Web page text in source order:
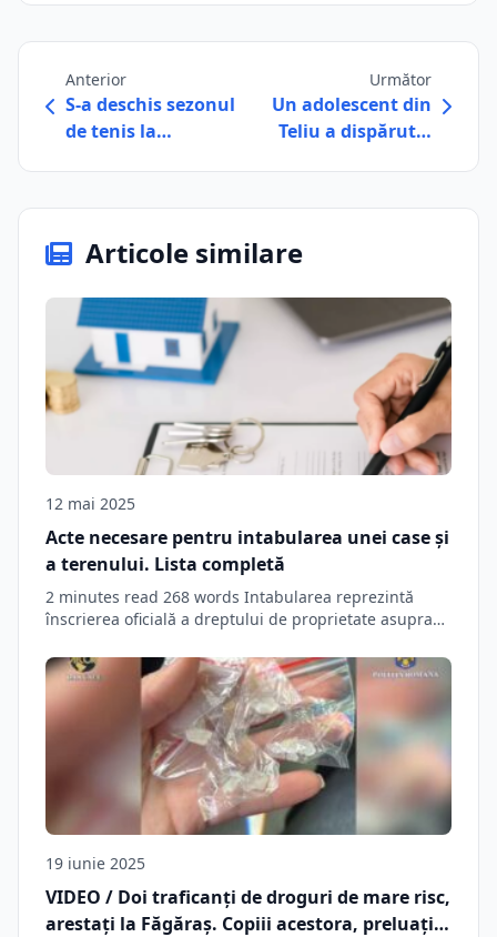
Anterior
S-a deschis sezonul
de tenis la…
Următor
Un adolescent din
Teliu a dispărut…
Articole similare
12 mai 2025
Acte necesare pentru intabularea unei case și
a terenului. Lista completă
2 minutes read 268 words Intabularea reprezintă
înscrierea oficială a dreptului de proprietate asupra
19 iunie 2025
VIDEO / Doi traficanţi de droguri de mare risc,
arestaţi la Făgăraș. Copiii acestora, preluați